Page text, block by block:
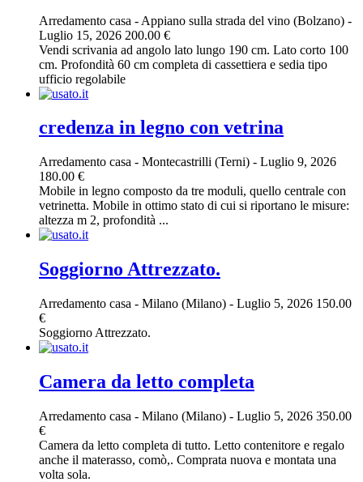
Arredamento casa - Appiano sulla strada del vino (Bolzano) -
Luglio 15, 2026 200.00 €
Vendi scrivania ad angolo lato lungo 190 cm. Lato corto 100
cm. Profondità 60 cm completa di cassettiera e sedia tipo
ufficio regolabile
credenza in legno con vetrina
Arredamento casa - Montecastrilli (Terni) - Luglio 9, 2026
180.00 €
Mobile in legno composto da tre moduli, quello centrale con
vetrinetta. Mobile in ottimo stato di cui si riportano le misure:
altezza m 2, profondità ...
Soggiorno Attrezzato.
Arredamento casa - Milano (Milano) - Luglio 5, 2026 150.00
€
Soggiorno Attrezzato.
Camera da letto completa
Arredamento casa - Milano (Milano) - Luglio 5, 2026 350.00
€
Camera da letto completa di tutto. Letto contenitore e regalo
anche il materasso, comò,. Comprata nuova e montata una
volta sola.